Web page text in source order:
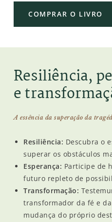
COMPRAR O LIVRO
Resiliência,
e
A essência da superação da
Resiliência: Descubra o
superar os obstáculos
Esperança: Participe de
futuro repleto de
Transformação:
transformador da fé e
mudança do próprio